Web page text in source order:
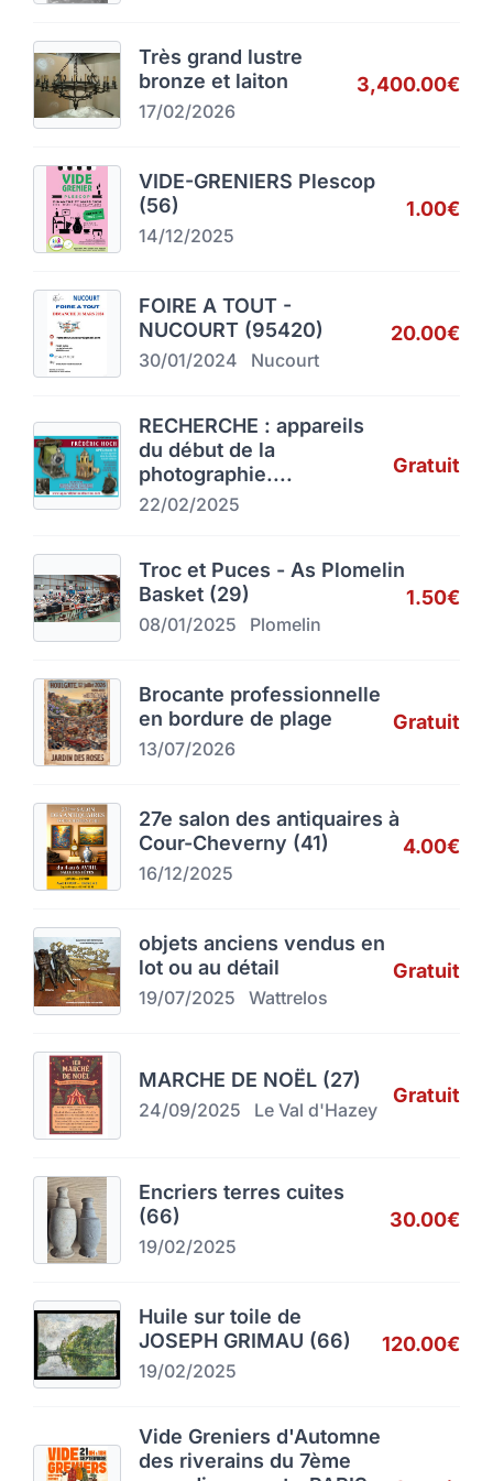
Très grand lustre
bronze et laiton
17/02/2026
3,400.00€
VIDE-GRENIERS Plescop
(56)
14/12/2025
1.00€
FOIRE A TOUT -
NUCOURT (95420)
30/01/2024 Nucourt
20.00€
RECHERCHE : appareils
du début de la
photographie....
22/02/2025
Gratuit
Troc et Puces - As Plomelin
Basket (29)
08/01/2025 Plomelin
1.50€
Brocante professionnelle
en bordure de plage
13/07/2026
Gratuit
27e salon des antiquaires à
Cour-Cheverny (41)
16/12/2025
4.00€
objets anciens vendus en
lot ou au détail
19/07/2025 Wattrelos
Gratuit
MARCHE DE NOËL (27)
24/09/2025 Le Val d'Hazey
Gratuit
Encriers terres cuites
(66)
19/02/2025
30.00€
Huile sur toile de
JOSEPH GRIMAU (66)
19/02/2025
120.00€
Vide Greniers d'Automne
des riverains du 7ème